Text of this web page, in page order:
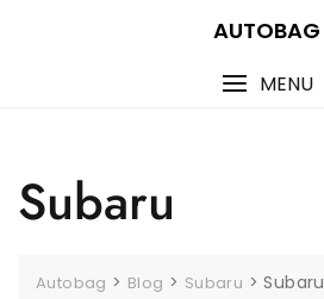
AUTOBAG
MENU
Subaru
Autobag > Blog > Subaru >Subaru